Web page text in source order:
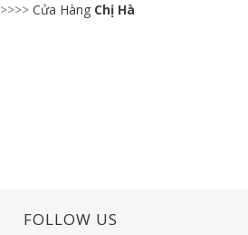
>>>> Cửa Hàng Chị Hà
FOLLOW US